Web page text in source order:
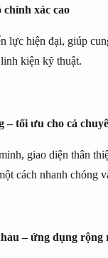
chính xác cao
lực hiện đại, giúp
kiện kỹ thuật.
– tối ưu cho cả
giao diện thân
cách nhanh chóng
– ứng dụng rộng